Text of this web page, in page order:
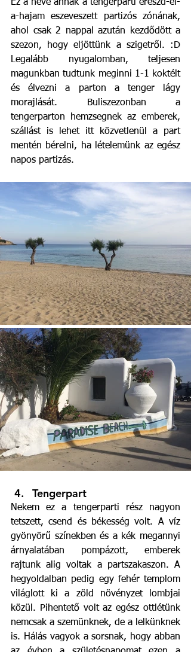
Ez a neve annak a tengerparti ereszd-el-
a-hajam eszeveszett partizós zónának,
ahol csak 2 nappal azután kezdődött a
szezon, hogy eljöttünk a szigetről. :D
Legalább nyugalomban, teljesen
magunkban tudtunk meginni 1-1 koktélt
és élvezni a parton a tenger lágy
morajlását. Buliszezonban a
tengerparton hemzsegnek az emberek,
szállást is lehet itt közvetlenül a part
mentén bérelni, ha lételemünk az egész
napos partizás.
Tengerpart
Nekem ez a tengerparti rész nagyon
tetszett, csend és békesség volt. A víz
gyönyörű színekben és a kék megannyi
árnyalatában pompázott, emberek
rajtunk alig voltak a partszakaszon. A
hegyoldalban pedig egy fehér templom
világlott ki a zöld növényzet lombjai
közül. Pihentető volt az egész ottlétünk
nemcsak a szemünknek, de a lelkünknek
is. Hálás vagyok a sorsnak, hogy abban